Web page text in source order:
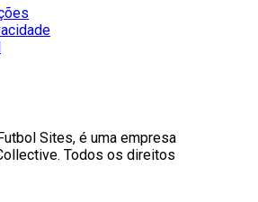
Sites, é uma empresa
Todos os direitos